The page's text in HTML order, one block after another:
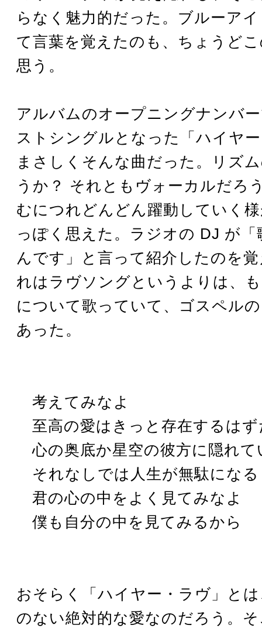
らなく魅力的だった。ブルーア
て言葉を覚えたのも、ちょうど
思う。
アルバムのオープニングナンバ
ストシングルとなった「ハイヤ
まさしくそんな曲だった。リズ
うか？ それともヴォーカルだろ
むにつれどんどん躍動していく
っぽく思えた。ラジオの DJ が「
んです」と言って紹介したのを
れはラヴソングというよりは、
について歌っていて、ゴスペル
あった。
考えてみなよ
至高の愛はきっと存在するはず
心の奥底か星空の彼方に隠れて
それなしでは人生が無駄になる
君の心の中をよく見てみなよ
僕も自分の中を見てみるから
おそらく「ハイヤー・ラヴ」と
のない絶対的な愛なのだろう。